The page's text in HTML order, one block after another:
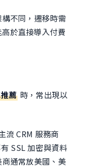
不同，遷移時需
於直接導入付費
薦 時，常出現以
流 CRM 服務商
SSL 加密與資料
通常放美國、美